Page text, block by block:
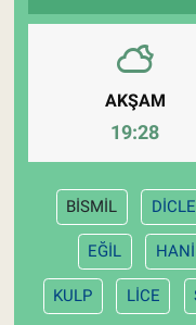
AKŞAM
19:28
BİSMİL DİCLE
EĞİL HANİ
KULP LİCE
Tahıllar ve
Tohum